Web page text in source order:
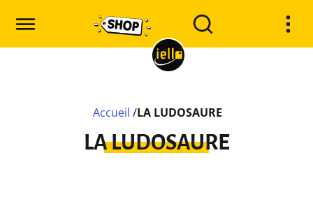
Accueil /LA LUDOSAURE
LA LUDOSAURE